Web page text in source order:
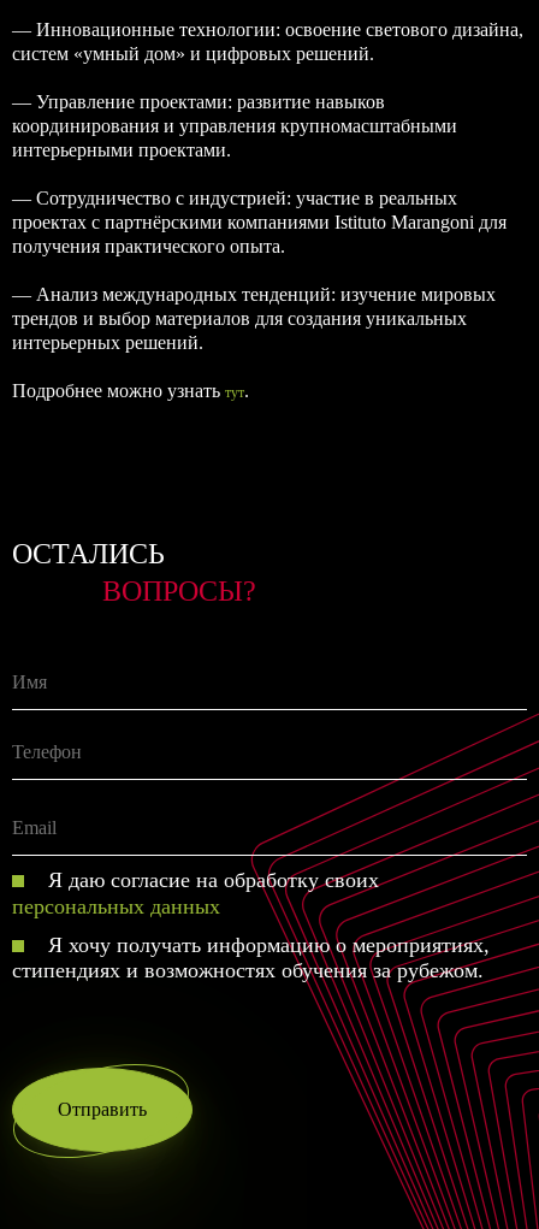
— Инновационные технологии: освоение светового дизайна,
систем «умный дом» и цифровых решений.
— Управление проектами: развитие навыков
координирования и управления крупномасштабными
интерьерными проектами.
— Сотрудничество с индустрией: участие в реальных
проектах с партнёрскими компаниями Istituto Marangoni для
получения практического опыта.
— Анализ международных тенденций: изучение мировых
трендов и выбор материалов для создания уникальных
интерьерных решений.
Подробнее можно узнать тут.
ОСТАЛИСЬ
ВОПРОСЫ?
Я даю согласие на обработку своих
персональных данных
Я хочу получать информацию о мероприятиях,
стипендиях и возможностях обучения за рубежом.
Отправить